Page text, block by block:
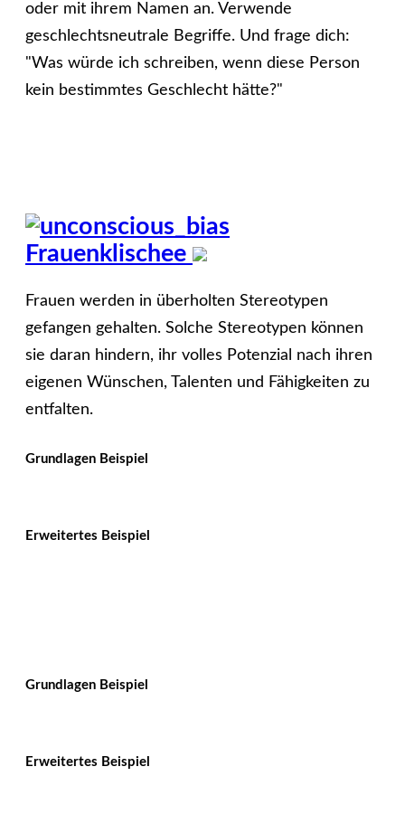
oder mit ihrem Namen an. Verwende
geschlechtsneutrale Begriffe. Und frage dich:
"Was würde ich schreiben, wenn diese Person
kein bestimmtes Geschlecht hätte?"
Frauenklischee
Frauen werden in überholten Stereotypen
gefangen gehalten. Solche Stereotypen können
sie daran hindern, ihr volles Potenzial nach ihren
eigenen Wünschen, Talenten und Fähigkeiten zu
entfalten.
Grundlagen Beispiel
Erweitertes Beispiel
Grundlagen Beispiel
Erweitertes Beispiel